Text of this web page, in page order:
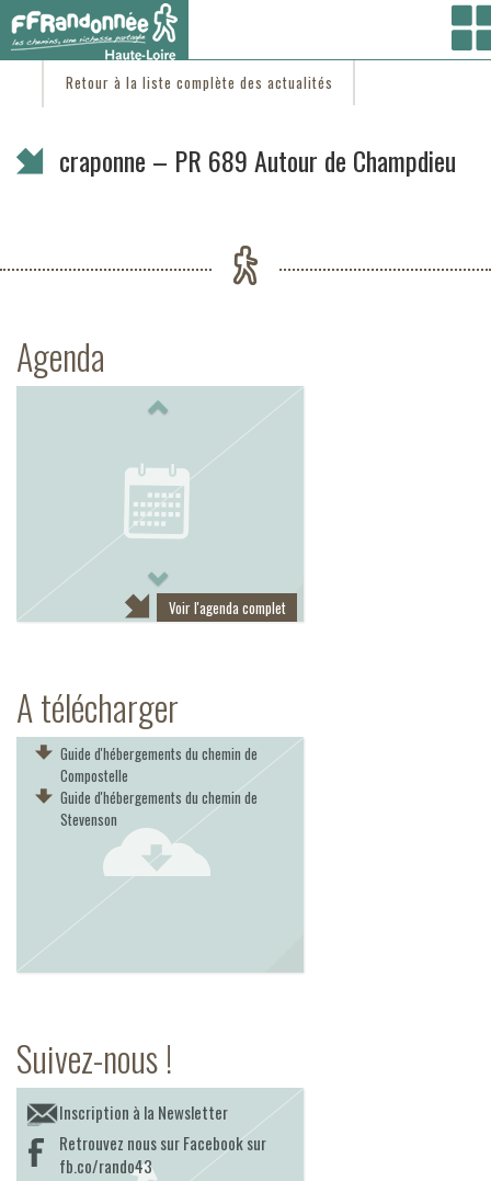
Vous êtes ici :Accueil/C'est d'actu
Retour à la liste complète des actualités
craponne – PR 689 Autour de Champdieu
Agenda
Voir l'agenda complet
A télécharger
Guide d'hébergements du chemin de
Compostelle
Guide d'hébergements du chemin de
Stevenson
Suivez-nous !
Inscription à la Newsletter
Retrouvez nous sur Facebook sur
fb.co/rando43